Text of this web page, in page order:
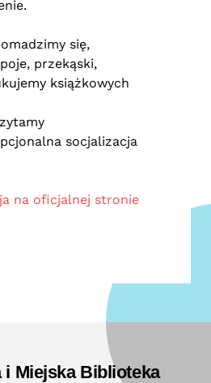
się,
przekąski,
książkowych
socjalizacja
na oficjalnej stronie
i Miejska Biblioteka